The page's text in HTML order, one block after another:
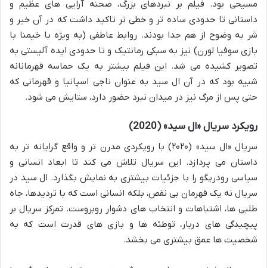
مسیحی بود. فیلم بر نبردهای بزرگ، صحنه آرایی های عظیم و
داستانی تا حدودی ساده تر و خطی تر تاکید داشت که در آن خیر و
شر به وضوح از هم جدا بودند. روابط عاطفی (به ویژه با خیمنا با
بازی سوفیا لورن) نیز به سبکی رمانتیک و تا حدودی ایده آلیستی به
تصویر کشیده می شد. این فیلم بیشتر به یک حماسه قهرمانانه
شبیه بود که در آن ال سید به عنوان ناجی اسپانیا و قهرمانی که
حتی پس از مرگ نیز در میدان نبرد حضور دارد، ستایش می شود.
رویکرد سریال «ال سید» (2020)
سریال «ال سید» (۲۰۲۰) با رویکردی مدرن تر و واقع گرایانه تر به
داستان می پردازد. این سریال تلاش می کند تا ابعاد انسانی و
سیاسی رودریگو را با جزئیات بیشتری به نمایش بگذارد. ال سید در
سریال نه یک قهرمان بی نقص، بلکه انسانی است که با تردیدها، جاه
طلبی ها، اشتباهات و انتخاب های دشوار روبروست. تمرکز سریال بر
پیچیدگی های دربار، توطئه ها و بازی های قدرت است که به
شخصیت ها عمق بیشتری می بخشد.